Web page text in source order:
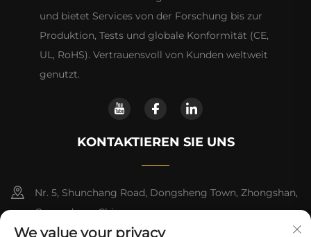
und bietet Services von der Forschung bis zur
Produktion, Tests und globale Konformität (CE,
UL, RoHS). Vertrauensvoll von Kunden weltweit
genutzt.
KONTAKTIEREN SIE UNS
Nr. 5, Shunchang Road, Dongsheng Town, Zhongshan,
Guangdong, China
We value your privacy